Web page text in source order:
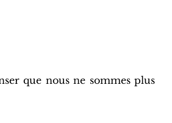
que nous ne sommes plus